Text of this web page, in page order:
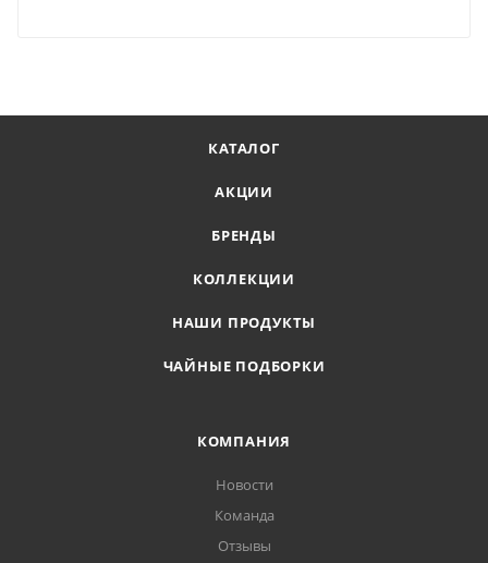
КАТАЛОГ
АКЦИИ
БРЕНДЫ
КОЛЛЕКЦИИ
НАШИ ПРОДУКТЫ
ЧАЙНЫЕ ПОДБОРКИ
КОМПАНИЯ
Новости
Команда
Отзывы